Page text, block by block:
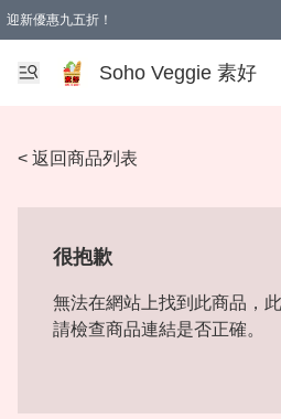
迎新優惠九五折！
Soho Veggie 素好
< 返回商品列表
很抱歉
無法在網站上找到此商品，
請檢查商品連結是否正確。